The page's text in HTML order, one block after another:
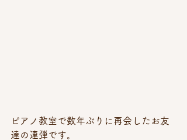
ピアノ教室で数年ぶりに再会したお友
達の連弾です。